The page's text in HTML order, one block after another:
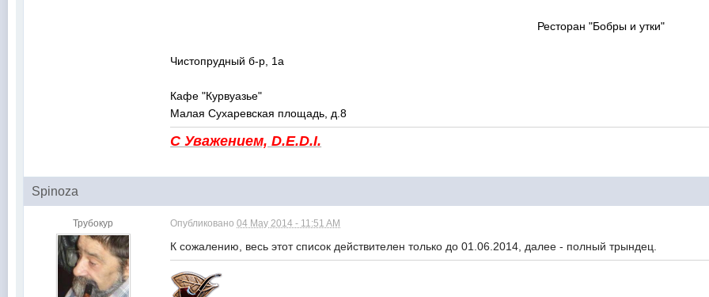
Ресторан "Бобры и утки"
Чистопрудный б-р, 1а
Кафе "Курвуазье"
Малая Сухаревская площадь, д.8
С Уважением, D.E.D.I.
Spinoza
Трубокур Опубликовано04 May 2014 - 11:51 AM
К сожалению, весь этот список действителен только до 01.06.2014, далее - полный трындец.